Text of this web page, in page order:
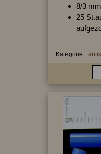
8/3 mm
25
Kategorie: